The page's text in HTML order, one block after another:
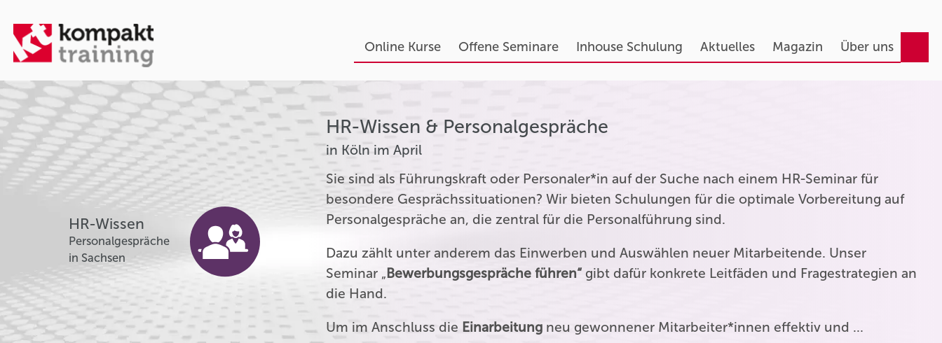
Online Kurse Offene Seminare Inhouse Schulung Aktuelles Magazin Über uns
HR-Wissen
Personalgespräche
in Sachsen
HR-Wissen & Personalgespräche
in Köln im April
Sie sind als Führungskraft oder Personaler*in auf der Suche nach einem HR-Seminar für
besondere Gesprächssituationen? Wir bieten Schulungen für die optimale Vorbereitung auf
Personalgespräche an, die zentral für die Personalführung sind.
Dazu zählt unter anderem das Einwerben und Auswählen neuer Mitarbeitende. Unser
Seminar „Bewerbungsgespräche führen“ gibt dafür konkrete Leitfäden und Fragestrategien an
die Hand.
Um im Anschluss die Einarbeitung neu gewonnener Mitarbeiter*innen effektiv und …